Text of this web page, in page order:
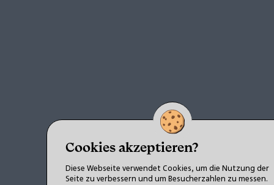
Cookies akzeptieren?
Diese Webseite verwendet Cookies, um die Nutzung der
Seite zu verbessern und um Besucherzahlen zu messen.